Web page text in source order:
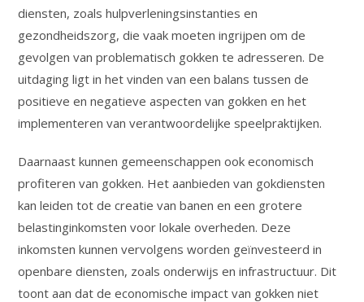
diensten, zoals hulpverleningsinstanties en
gezondheidszorg, die vaak moeten ingrijpen om de
gevolgen van problematisch gokken te adresseren. De
uitdaging ligt in het vinden van een balans tussen de
positieve en negatieve aspecten van gokken en het
implementeren van verantwoordelijke speelpraktijken.
Daarnaast kunnen gemeenschappen ook economisch
profiteren van gokken. Het aanbieden van gokdiensten
kan leiden tot de creatie van banen en een grotere
belastinginkomsten voor lokale overheden. Deze
inkomsten kunnen vervolgens worden geïnvesteerd in
openbare diensten, zoals onderwijs en infrastructuur. Dit
toont aan dat de economische impact van gokken niet